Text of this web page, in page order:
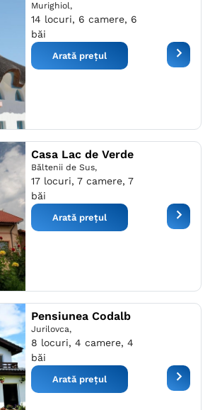
Murighiol,
14 locuri, 6 camere, 6
băi
Arată prețul
Casa Lac de Verde
Băltenii de Sus,
17 locuri, 7 camere, 7
băi
Arată prețul
Pensiunea Codalb
Jurilovca,
8 locuri, 4 camere, 4
băi
Arată prețul